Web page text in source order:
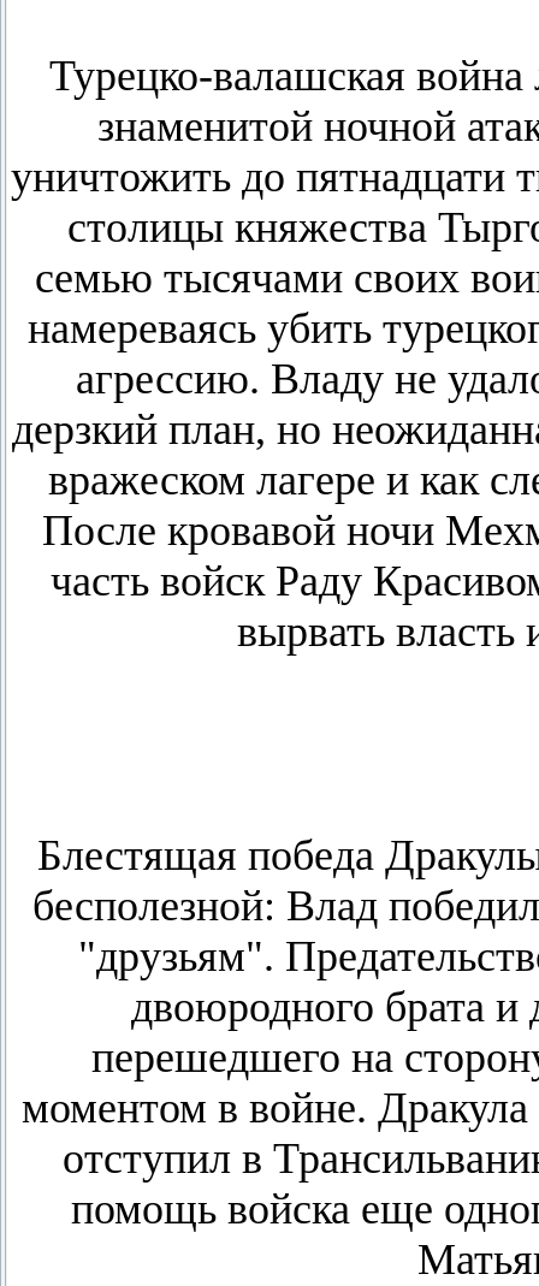
Турецко-валашская
знаменитой ночной
уничтожить до пятнадцати
столицы княжества
семью тысячами своих
намереваясь убить
агрессию. Владу не
дерзкий план, но
вражеском лагере и как
После кровавой ночи
часть войск Раду
вырвать власть
Блестящая победа
бесполезной: Влад
"друзьям".
двоюродного брата
перешедшего на
моментом в войне.
отступил в
помощь войска еще